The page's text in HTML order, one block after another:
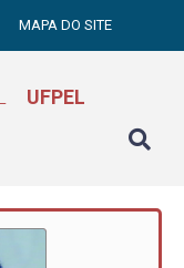
MAPA DO SITE
UFPEL